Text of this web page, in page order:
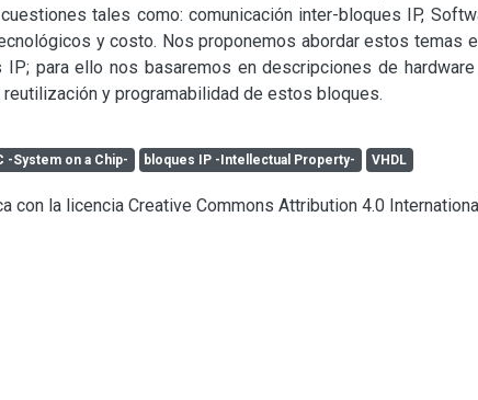
tales como: comunicación inter-bloques IP,
y costo. Nos proponemos abordar estos temas
para ello nos basaremos en descripciones de hardware
y programabilidad de estos bloques.
-System on a Chip- bloques IP -Intellectual Property- VHDL
con la licencia Creative Commons Attribution 4.0